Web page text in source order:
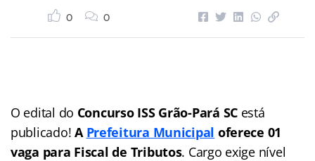
0 0
O edital do Concurso ISS Grão-Pará SC está
publicado!A Prefeitura Municipal oferece 01
vaga para Fiscal de Tributos. Cargo exige nível